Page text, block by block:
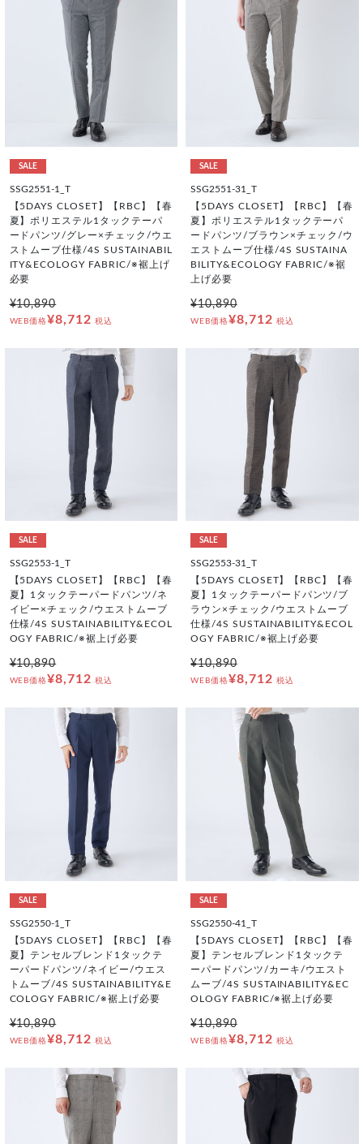
SALE
SSG2551-1_T
【5DAYS CLOSET】【RBC】【春
夏】ポリエステル1タックテーパ
ードパンツ/グレー×チェック/ウエ
ストムーブ仕様/4S SUSTAINABIL
ITY&ECOLOGY FABRIC/※裾上げ
必要
¥10,890
WEB価格¥8,712 税込
SALE
SSG2551-31_T
【5DAYS CLOSET】【RBC】【春
夏】ポリエステル1タックテーパ
ードパンツ/ブラウン×チェック/ウ
エストムーブ仕様/4S SUSTAINA
BILITY&ECOLOGY FABRIC/※裾
上げ必要
¥10,890
WEB価格¥8,712 税込
SALE
SSG2553-1_T
【5DAYS CLOSET】【RBC】【春
夏】1タックテーパードパンツ/ネ
イビー×チェック/ウエストムーブ
仕様/4S SUSTAINABILITY&ECOL
OGY FABRIC/※裾上げ必要
¥10,890
WEB価格¥8,712 税込
SALE
SSG2553-31_T
【5DAYS CLOSET】【RBC】【春
夏】1タックテーパードパンツ/ブ
ラウン×チェック/ウエストムーブ
仕様/4S SUSTAINABILITY&ECOL
OGY FABRIC/※裾上げ必要
¥10,890
WEB価格¥8,712 税込
SALE
SSG2550-1_T
【5DAYS CLOSET】【RBC】【春
夏】テンセルブレンド1タックテ
ーパードパンツ/ネイビー/ウエス
トムーブ/4S SUSTAINABILITY&E
COLOGY FABRIC/※裾上げ必要
¥10,890
WEB価格¥8,712 税込
SALE
SSG2550-41_T
【5DAYS CLOSET】【RBC】【春
夏】テンセルブレンド1タックテ
ーパードパンツ/カーキ/ウエスト
ムーブ/4S SUSTAINABILITY&EC
OLOGY FABRIC/※裾上げ必要
¥10,890
WEB価格¥8,712 税込